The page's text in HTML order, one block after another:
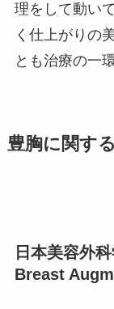
理をして動い
く仕上がりの
とも治療の一
豊胸に関す
日本美容外
Breast